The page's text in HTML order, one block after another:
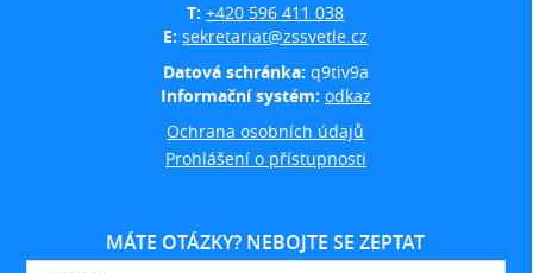
T:+420 596 411 038
E:sekretariat@zssvetle.cz
Datová schránka: q9tiv9a
Informační systém: odkaz
Ochrana osobních údajů
Prohlášení o přístupnosti
MÁTE OTÁZKY? NEBOJTE SE ZEPTAT